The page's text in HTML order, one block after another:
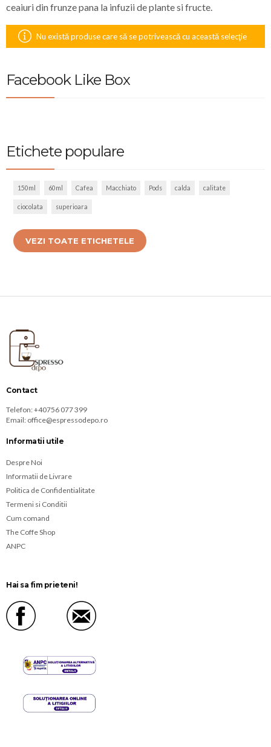
ceaiuri din frunze pana la infuzii de plante si fructe.
Nu există produse care să se potrivească cu această selecţie
Facebook Like Box
Etichete populare
150ml 60ml Cafea Macchiato Pods calda calitate
ciocolata superioara
VEZI TOATE ETICHETELE
Contact
Telefon:+40756 077 399
Email: office@espressodepo.ro
Informatii utile
Despre Noi
Informatii de Livrare
Politica de Confidentialitate
Termeni si Conditii
Cum comand
The Coffe Shop
ANPC
Hai sa fim prieteni!